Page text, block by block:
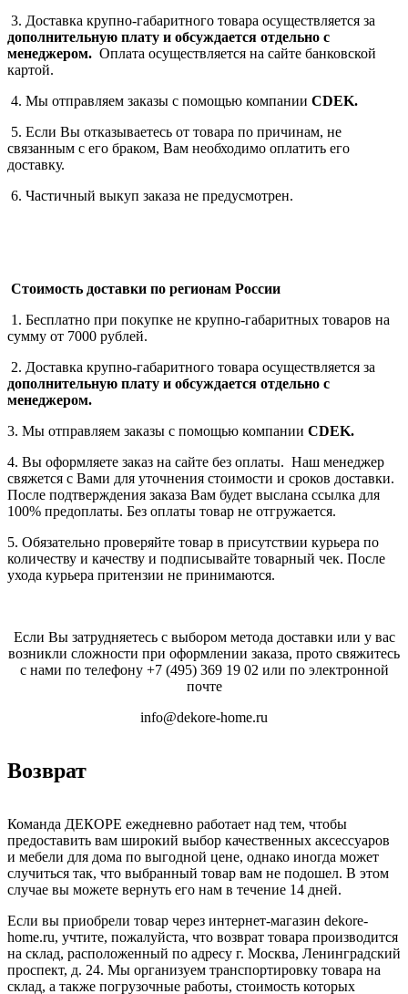
3. Доставка крупно-габаритного товара осуществляется за
дополнительную плату и обсуждается отдельно с
менеджером. Оплата осуществляется на сайте банковской
картой.
4. Мы отправляем заказы с помощью компании СDEK.
5. Если Вы отказываетесь от товара по причинам, не
связанным с его браком, Вам необходимо оплатить его
доставку.
6. Частичный выкуп заказа не предусмотрен.
Стоимость доставки по регионам России
1. Бесплатно при покупке не крупно-габаритных товаров на
сумму от 7000 рублей.
2. Доставка крупно-габаритного товара осуществляется за
дополнительную плату и обсуждается отдельно с
менеджером.
3. Мы отправляем заказы с помощью компании СDEK.
4. Вы оформляете заказ на сайте без оплаты. Наш менеджер
свяжется с Вами для уточнения стоимости и сроков доставки.
После подтверждения заказа Вам будет выслана ссылка для
100% предоплаты. Без оплаты товар не отгружается.
5. Обязательно проверяйте товар в присутствии курьера по
количеству и качеству и подписывайте товарный чек. После
ухода курьера притензии не принимаются.
Если Вы затрудняетесь с выбором метода доставки или у вас
возникли сложности при оформлении заказа, прото свяжитесь
с нами по телефону +7 (495) 369 19 02 или по электронной
почте
info@dekore-home.ru
Возврат
Команда ДЕКОРЕ ежедневно работает над тем, чтобы
предоставить вам широкий выбор качественных аксессуаров
и мебели для дома по выгодной цене, однако иногда может
случиться так, что выбранный товар вам не подошел. В этом
случае вы можете вернуть его нам в течение 14 дней.
Если вы приобрели товар через интернет-магазин dekore-
home.ru, учтите, пожалуйста, что возврат товара производится
на склад, расположенный по адресу г. Москва, Ленинградский
проспект, д. 24. Мы организуем транспортировку товара на
склад, а также погрузочные работы, стоимость которых